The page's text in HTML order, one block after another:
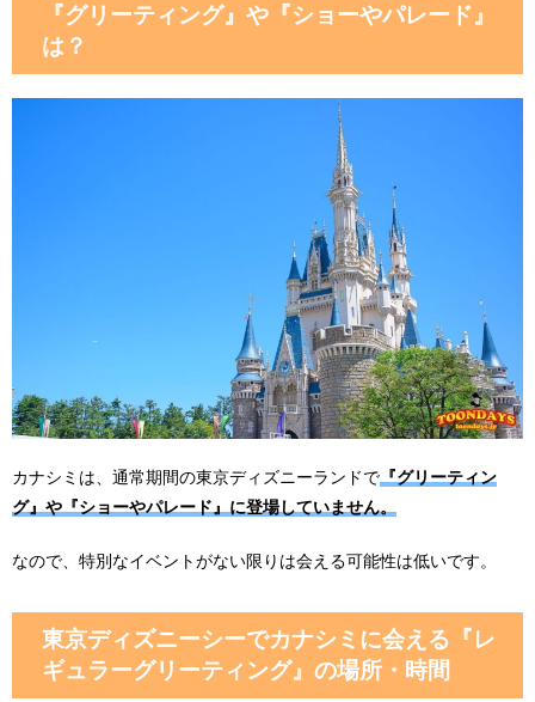
『グリーティング』や『ショーやパレード』
は？
カナシミは、通常期間の東京ディズニーランドで 『グリーティン
グ』や『ショーやパレード』に登場していません。
なので、特別なイベントがない限りは会える可能性は低いです。
東京ディズニーシーでカナシミに会える『レ
ギュラーグリーティング』の場所・時間